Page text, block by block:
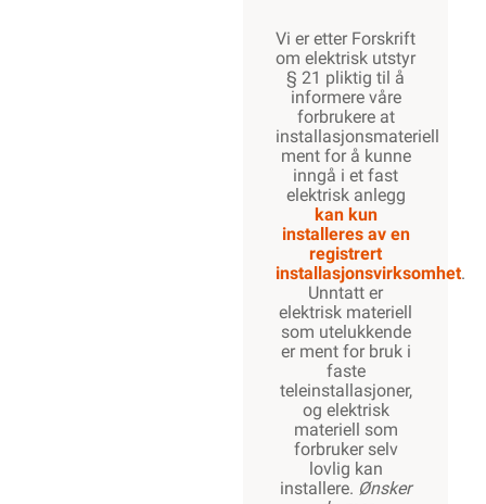
Vi er etter Forskrift
om elektrisk utstyr
§ 21 pliktig til å
informere våre
forbrukere at
installasjonsmateriell
ment for å kunne
inngå i et fast
elektrisk anlegg
kan kun
installeres av en
registrert
installasjonsvirksomhet.
Unntatt er
elektrisk materiell
som utelukkende
er ment for bruk i
faste
teleinstallasjoner,
og elektrisk
materiell som
forbruker selv
lovlig kan
installere. Ønsker